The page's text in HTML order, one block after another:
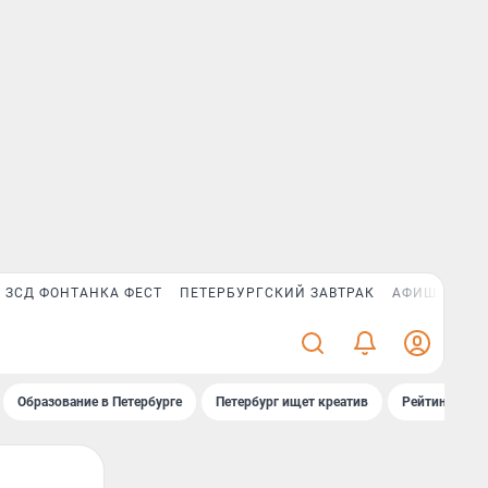
ЗСД ФОНТАНКА ФЕСТ ПЕТЕРБУРГСКИЙ ЗАВТРАК АФИША PLUS
Образование в Петербурге Петербург ищет креатив Рейтинги